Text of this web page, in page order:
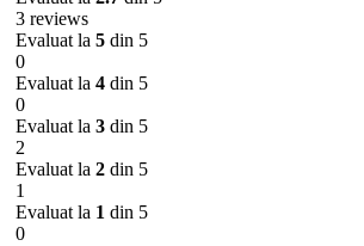
3 reviews
Evaluat la 5 din 5
0
Evaluat la 4 din 5
0
Evaluat la 3 din 5
2
Evaluat la 2 din 5
1
Evaluat la 1 din 5
0